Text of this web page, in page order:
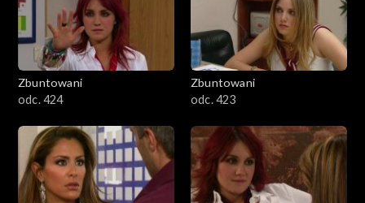
Zbuntowani
odc. 424
Zbuntowani
odc. 423